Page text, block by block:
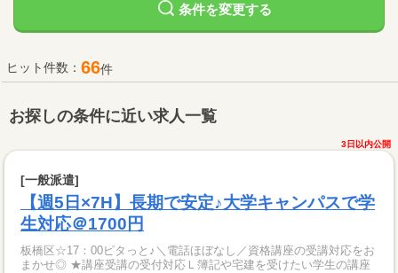
条件を変更する
ヒット件数： 66件
お探しの条件に近い求人一覧
3日以内公開
[一般派遣]
【週5日×7H】長期で安定♪大学キャンパスで学
生対応＠1700円
板橋区☆17：00ピタっと♪＼電話ほぼなし／資格講座の受講対応をお
まかせ◎ ★講座受講の受付対応Ｌ簿記や宅建を受けたい学生の講座